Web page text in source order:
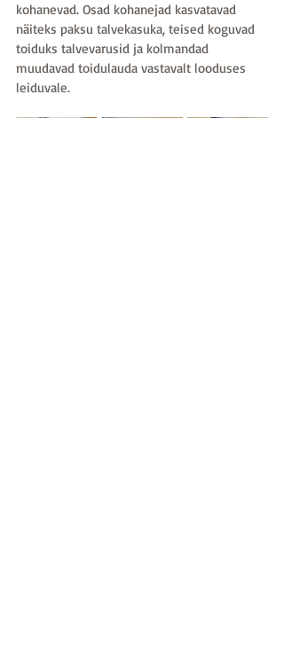
kohanevad. Osad kohanejad kasvatavad
näiteks paksu talvekasuka, teised koguvad
toiduks talvevarusid ja kolmandad
muudavad toidulauda vastavalt looduses
leiduvale.